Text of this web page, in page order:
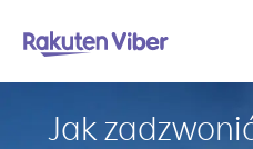
Jak